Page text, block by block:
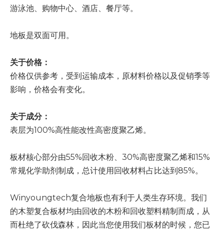
游泳池、购物中心、酒店、餐厅等。
地板是双面可用。
关于价格：
价格仅供参考，受到运输成本，原材料价格以及促销季等
影响，价格会有变化。
关于成分：
表层为100%高性能改性高密度聚乙烯。
板材核心部分由55%回收木粉、30%高密度聚乙烯和15%
常规化学助剂制成，总计使用回收材料占比达到85%。
Winyoungtech复合地板也有利于人类生存环境。我们
的木塑复合板材均由回收的木粉和回收塑料精制而成，从
而杜绝了砍伐森林，因此当您使用我们板材的时候，您已